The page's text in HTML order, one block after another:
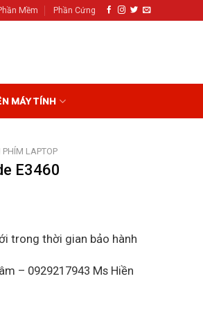
Mềm Phần Cứng
MÁY TÍNH
PHÍM LAPTOP
E3460
trong thời gian bảo hành
– 0929217943 Ms Hiền